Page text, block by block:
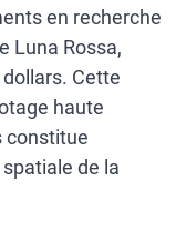
en recherche
Luna Rossa,
Cette
haute
constitue
de la